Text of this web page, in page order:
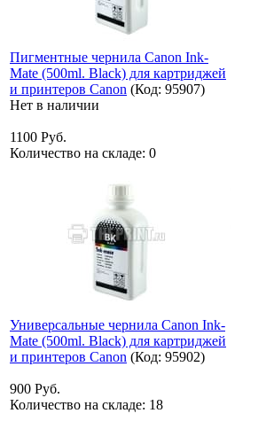
Пигментные чернила Canon Ink-
Mate (500ml. Black) для картриджей
и принтеров Canon (Код: 95907)
Нет в наличии
1100 Руб.
Количество на складе: 0
Универсальные чернила Canon Ink-
Mate (500ml. Black) для картриджей
и принтеров Canon (Код: 95902)
900 Руб.
Количество на складе: 18